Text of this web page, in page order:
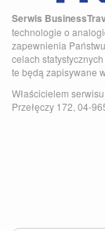
Serwis
technologie o
zapewnienia
celach
te będą zapisywane
Właścicielem
Przełęczy 172, 04-